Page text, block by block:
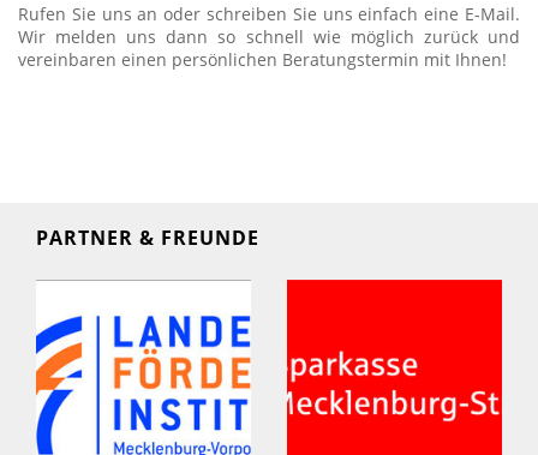
Rufen Sie uns an oder schreiben Sie uns einfach eine E-Mail.
Wir melden uns dann so schnell wie möglich zurück und
vereinbaren einen persönlichen Beratungstermin mit Ihnen!
PARTNER & FREUNDE